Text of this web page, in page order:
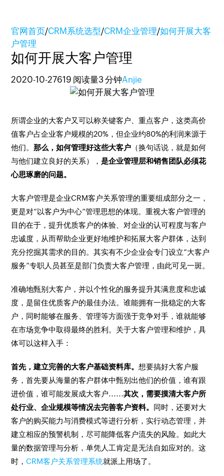
官网首页/CRM系统选型/CRM企业管理/如何开展大客
户管理
如何开展大客户管理
2020-10-27619 阅读量3 分钟Anjie
所谓企业的大客户又可以称关键客户、重点客户，这类高价
值客户占企业客户规模的20%，但企业约80%的利润来源于
他们。那么，如何管理好这些大客户 （换句话说，就是如何
与他们建立良好的关系），是企业管理层和销售团队必须花
心思琢磨的问题。
大客户管理是企业CRM客户关系管理的重要组成部分之一，
更是对“以客户为中心”管理思想的体现。重视大客户管理的
目的在于，提升优质客户的体验、对企业的认可程度与客户
忠诚度，从而帮助企业更好地维护和拓展大客户群体，达到
充分挖掘其需求的目的。其实有不少企业会专门设立“大客户
服务”专职人员甚至是部门负责大客户管理，由此可见一斑。
准确地甄别大客户，并以个性化的服务提升其满意度和忠诚
度，是留住优质客户的最佳办法。谁能拥有一批稳定的大客
户，同时能够在服务、管理等方面强于竞争对手，谁就能够
在市场竞争中取得最终的胜利。关于大客户管理和维护，具
体可以这样入手：
首先，建立完善的大客户基础资料库。想要搞好大客户服
务，首先要从海量的客户群体中甄别出他们的价值，谁有跟
进价值，谁可能发展成大客户......其次，需要摸清大客户所
处行业、企业规模等情况去完善客户资料。 同时，还要对大
客户的购买能力与消费模式等进行分析，实行动态管理，并
建立相应的预警机制，尽可能降低客户流失的风险。如此大
量的数据管理与分析，单凭人工肯定是无法自如应对的。这
时，CRM客户关系管理系统就派上用场了。